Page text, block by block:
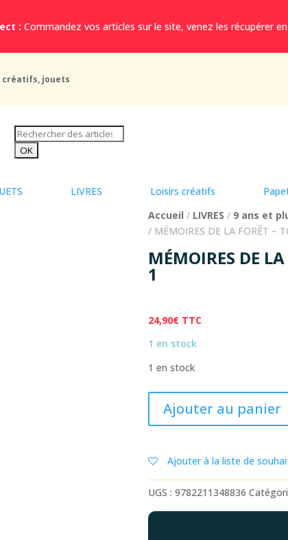
: Commandez vos articles sur le site, venez les récupérer
créatifs, jouets
LIVRES Loisirs créatifs
Accueil / LIVRES / 9 ans et
/ MÉMOIRES DE LA FORÊT –
MÉMOIRES DE
1
24,90€ TTC
1 en stock
1 en stock
MÉMOIRES
LA
FORÊT
-
TOME
Ajouter au panier
Ajouter à la liste de
UGS :9782211348836